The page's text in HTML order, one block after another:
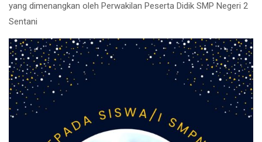
yang dimenangkan oleh Perwakilan Peserta Didik SMP Negeri 2
Sentani